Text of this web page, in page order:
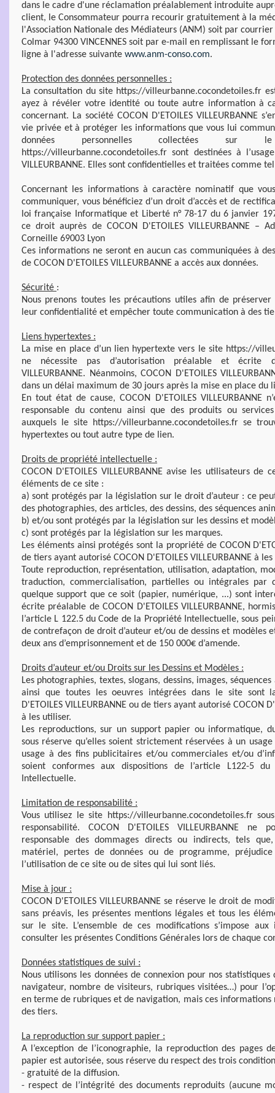
dans le cadre d'une réclamation préalablement introduite
client, le Consommateur pourra recourir gratuitement à la
l'Association Nationale des Médiateurs (ANM) soit par
Colmar 94300 VINCENNES soit par e-mail en remplissant le
ligne à l'adresse suivante www.anm-conso.com.
Protection des données personnelles :
La consultation du site https://villeurbanne.cocondetoiles.fr
ayez à révéler votre identité ou toute autre information à
concernant. La société COCON D'ETOILES VILLEURBANNE
vie privée et à protéger les informations que vous lui
données personnelles collectées sur
https://villeurbanne.cocondetoiles.fr sont destinées à
VILLEURBANNE. Elles sont confidentielles et traitées comme
Concernant les informations à caractère nominatif que
communiquer, vous bénéficiez d’un droit d’accès et de
loi française Informatique et Liberté n° 78-17 du 6 janvier
ce droit auprès de COCON D'ETOILES VILLEURBANNE –
Corneille 69003 Lyon
Ces informations ne seront en aucun cas communiquées à
de COCON D'ETOILES VILLEURBANNE a accès aux données.
Sécurité :
Nous prenons toutes les précautions utiles afin de préserver
leur confidentialité et empêcher toute communication à des
Liens hypertextes :
La mise en place d’un lien hypertexte vers le site https://
ne nécessite pas d’autorisation préalable et écrite
VILLEURBANNE. Néanmoins, COCON D'ETOILES
dans un délai maximum de 30 jours après la mise en place du
En tout état de cause, COCON D'ETOILES VILLEURBANNE
responsable du contenu ainsi que des produits ou
auxquels le site https://villeurbanne.cocondetoiles.fr se
hypertextes ou tout autre type de lien.
Droits de propriété intellectuelle :
COCON D'ETOILES VILLEURBANNE avise les utilisateurs de
éléments de ce site :
a) sont protégés par la législation sur le droit d’auteur : ce
des photographies, des articles, des dessins, des séquences
b) et/ou sont protégés par la législation sur les dessins et
c) sont protégés par la législation sur les marques.
Les éléments ainsi protégés sont la propriété de COCON
de tiers ayant autorisé COCON D'ETOILES VILLEURBANNE à
Toute reproduction, représentation, utilisation, adaptation,
traduction, commercialisation, partielles ou intégrales par
quelque support que ce soit (papier, numérique, ...) sont
écrite préalable de COCON D'ETOILES VILLEURBANNE,
l’article L 122.5 du Code de la Propriété Intellectuelle, sous
de contrefaçon de droit d’auteur et/ou de dessins et modèles
deux ans d’emprisonnement et de 150 000€ d’amende.
Droits d’auteur et/ou Droits sur les Dessins et Modèles :
Les photographies, textes, slogans, dessins, images,
ainsi que toutes les oeuvres intégrées dans le site sont
D'ETOILES VILLEURBANNE ou de tiers ayant autorisé COCON
à les utiliser.
Les reproductions, sur un support papier ou informatique,
sous réserve qu’elles soient strictement réservées à un
usage à des fins publicitaires et/ou commerciales et/ou
soient conformes aux dispositions de l’article L122-5
Intellectuelle.
Limitation de responsabilité :
Vous utilisez le site https://villeurbanne.cocondetoiles.fr
responsabilité. COCON D'ETOILES VILLEURBANNE
responsable des dommages directs ou indirects, tels
matériel, pertes de données ou de programme,
l’utilisation de ce site ou de sites qui lui sont liés.
Mise à jour :
COCON D'ETOILES VILLEURBANNE se réserve le droit de
sans préavis, les présentes mentions légales et tous les
sur le site. L’ensemble de ces modifications s’impose
consulter les présentes Conditions Générales lors de chaque
Données statistiques de suivi :
Nous utilisons les données de connexion pour nos
navigateur, nombre de visiteurs, rubriques visitées…) pour
en terme de rubriques et de navigation, mais ces informations
des tiers.
La reproduction sur support papier :
A l’exception de l’iconographie, la reproduction des pages
papier est autorisée, sous réserve du respect des trois
- gratuité de la diffusion.
- respect de l’intégrité des documents reproduits (aucune